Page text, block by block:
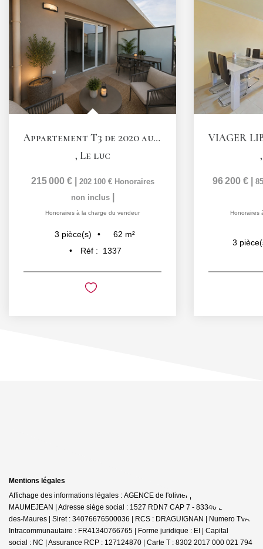
Appartement T3 de 2020 au dernier étage, terrasse et double...
, Le luc
215 000 € 202 100 € Honoraires
non inclus
Honoraires à la charge du vendeur
3 pièce(s) 62 m²
Réf :
1337
96 200 €
Honoraires
3
Mentions légales
Affichage des informations légales : AGENCE de l'olivier | Raison sociale : D
MAUMEJEAN | Adresse siège social : 1527 RDN7 CAP 7 - 83340 Le Cannet-
des-Maures | Siret : 34076676500036 | RCS : DRAGUIGNAN | Numero TVA
Intracommunautaire : FR41340766765 | Forme juridique : EI | Capital
social : NC | Assurance RCP : 127124870 | Carte T : 8302 2017 000 021 794